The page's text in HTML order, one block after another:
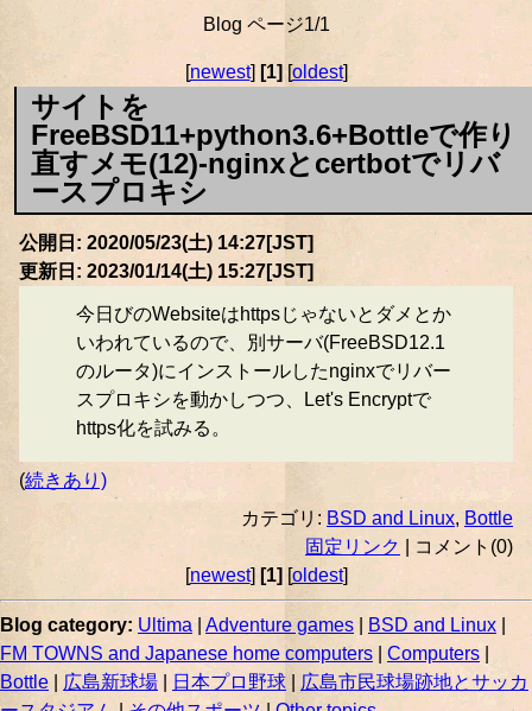
Blog ページ1/1
[newest] [1] [oldest]
サイトを
FreeBSD11+python3.6+Bottleで作り
直すメモ(12)-nginxとcertbotでリバ
ースプロキシ
公開日: 2020/05/23(土) 14:27[JST]
更新日: 2023/01/14(土) 15:27[JST]
今日びのWebsiteはhttpsじゃないとダメとか
いわれているので、別サーバ(FreeBSD12.1
のルータ)にインストールしたnginxでリバー
スプロキシを動かしつつ、Let's Encryptで
https化を試みる。
(続きあり)
カテゴリ: BSD and Linux, Bottle
固定リンク
| コメント(0)
[newest] [1] [oldest]
Blog category: Ultima Adventure games BSD and Linux
FM TOWNS and Japanese home computers
Computers
Bottle
広島新球場 日本プロ野球
広島市民球場跡地とサッカ